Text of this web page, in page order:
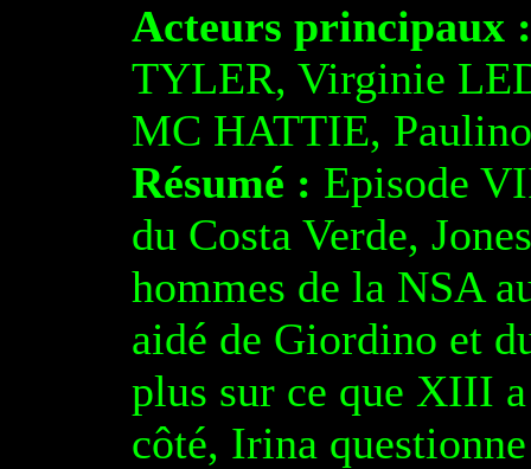
Acteurs principaux :
TYLER, Virginie
MC HATTIE,
Résumé : Episode
du Costa Verde,
hommes de la NSA
aidé de Giordino et
plus sur ce que XIII
côté, Irina